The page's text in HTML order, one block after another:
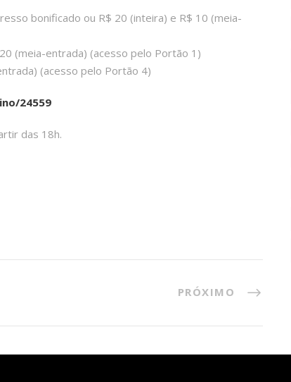
bonificado ou R$ 20 (inteira) e R$ 10 (meia-
(meia-entrada) (acesso pelo Portão 1)
(acesso pelo Portão 4)
24559
das 18h.
PRÓXIMO